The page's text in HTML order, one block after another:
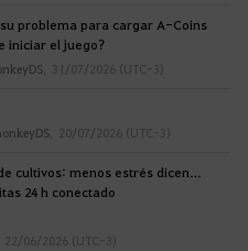
problema para cargar A-Coins
iniciar el juego?
31/07/2026 (UTC-3)
20/07/2026 (UTC-3)
cultivos: menos estrés dicen…
24 h conectado
22/06/2026 (UTC-3)